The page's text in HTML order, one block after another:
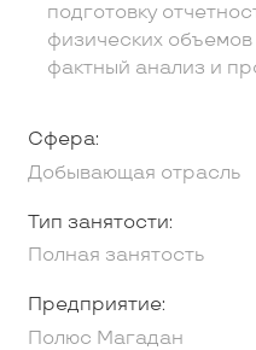
подготовку
физических
фактный анализ и
Сфера:
Добывающая отрасль
Тип занятости:
Полная занятость
Предприятие:
Полюс Магадан